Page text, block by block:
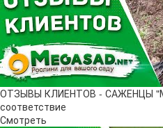
ОТЗЫВЫ КЛИЕНТОВ - САЖЕНЦЫ
соответствие
Смотреть